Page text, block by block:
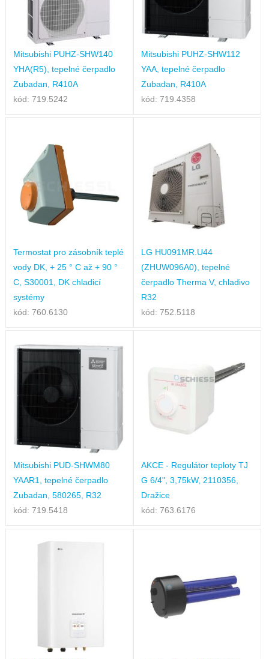
Mitsubishi PUHZ-SHW140
YHA(R5), tepelné čerpadlo
Zubadan, R410A
kód: 719.5242
Mitsubishi PUHZ-SHW112
YAA, tepelné čerpadlo
Zubadan, R410A
kód: 719.4358
Termostat pro zásobník teplé
vody DK, + 25 ° C až + 90 °
C, S30001, DK chladicí
systémy
kód: 760.6130
LG HU091MR.U44
(ZHUW096A0), tepelné
čerpadlo Therma V, chladivo
R32
kód: 752.5118
Mitsubishi PUD-SHWM80
YAAR1, tepelné čerpadlo
Zubadan, 580265, R32
kód: 719.5418
AKCE - Regulátor teploty TJ
G 6/4", 3,75kW, 2110356,
Dražice
kód: 763.6176